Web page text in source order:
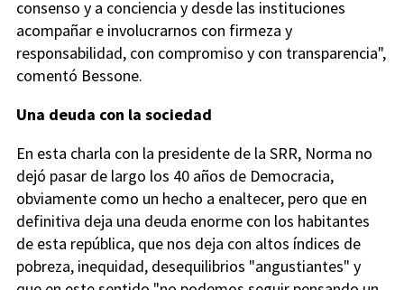
consenso y a conciencia y desde las instituciones
acompañar e involucrarnos con firmeza y
responsabilidad, con compromiso y con transparencia",
comentó Bessone.
Una deuda con la sociedad
En esta charla con la presidente de la SRR, Norma no
dejó pasar de largo los 40 años de Democracia,
obviamente como un hecho a enaltecer, pero que en
definitiva deja una deuda enorme con los habitantes
de esta república, que nos deja con altos índices de
pobreza, inequidad, desequilibrios "angustiantes" y